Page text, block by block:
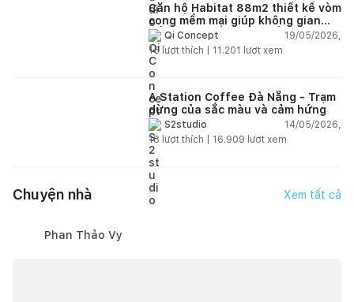
Căn hộ Habitat 88m2 thiết kế vòm
cong mềm mại giúp không gian
sống hiện đại trở nên ấm áp hơn
Qi Concept
19/05/2026,
15 lượt thích | 11.201 lượt xem
A Station Coffee Đà Nẵng - Trạm
dừng của sắc màu và cảm hứng
S2studio
14/05/2026,
18 lượt thích | 16.909 lượt xem
Chuyện nhà Xem tất cả
Phan Thảo Vy